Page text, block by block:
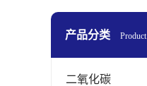
产品分类 Product
二氧化碳